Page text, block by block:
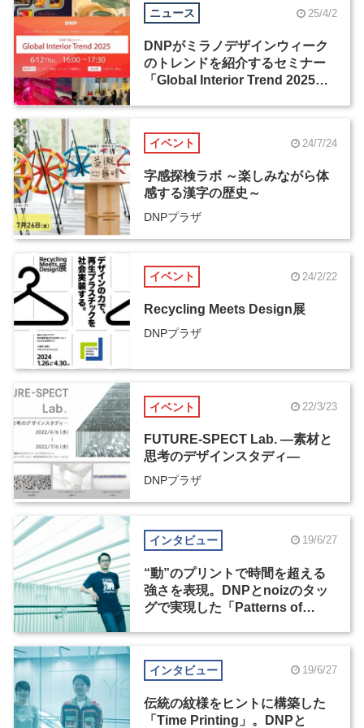
ニュース 25/4/2
DNPがミラノデザインウィーク
のトレンドを紹介するセミナー
「Global Interior Trend 2025」
イベント 24/7/24
字感探検ラボ ～楽しみながら体
感する漢字の歴史～
DNPプラザ
イベント 24/2/22
Recycling Meets Design展
DNPプラザ
イベント 22/3/23
FUTURE-SPECT Lab. ―素材と
思考のデザインスタディ―
DNPプラザ
インタビュー 19/6/27
“動”のプリントで時間を超える
強さを表現。DNPとnoizのタッ
グで実現した「Patterns of
インタビュー 19/6/27
伝統の紋様をヒントに構築した
「Time Printing」。DNPと